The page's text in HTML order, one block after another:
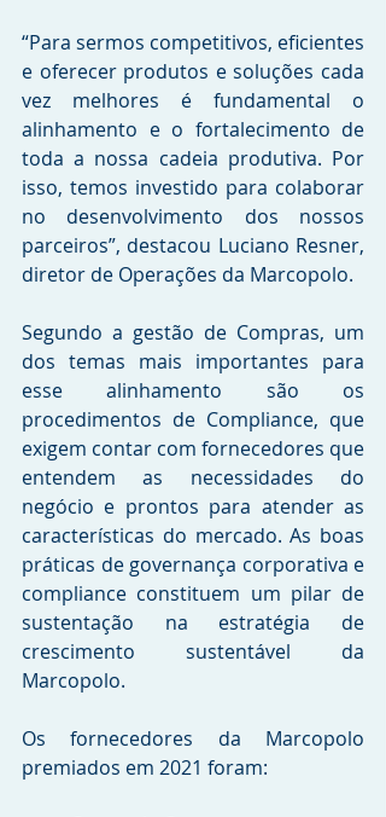
“Para sermos competitivos, eficientes
e oferecer produtos e soluções cada
vez melhores é fundamental o
alinhamento e o fortalecimento de
toda a nossa cadeia produtiva. Por
isso, temos investido para colaborar
no desenvolvimento dos nossos
parceiros”, destacou Luciano Resner,
diretor de Operações da Marcopolo.
Segundo a gestão de Compras, um
dos temas mais importantes para
esse alinhamento são os
procedimentos de Compliance, que
exigem contar com fornecedores que
entendem as necessidades do
negócio e prontos para atender as
características do mercado. As boas
práticas de governança corporativa e
compliance constituem um pilar de
sustentação na estratégia de
crescimento sustentável da
Marcopolo.
Os fornecedores da Marcopolo
premiados em 2021 foram: